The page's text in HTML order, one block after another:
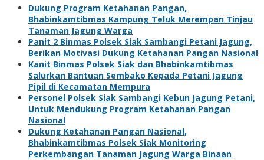
Dukung Program Ketahanan Pangan,
Bhabinkamtibmas Kampung Teluk Merempan Tinjau
Tanaman Jagung Warga
Panit 2 Binmas Polsek Siak Sambangi Petani Jagung,
Berikan Motivasi Dukung Ketahanan Pangan Nasional
Kanit Binmas Polsek Siak dan Bhabinkamtibmas
Salurkan Bantuan Sembako Kepada Petani Jagung
Pipil di Kecamatan Mempura
Personel Polsek Siak Sambangi Kebun Jagung Petani,
Untuk Mendukung Program Ketahanan Pangan
Nasional
Dukung Ketahanan Pangan Nasional,
Bhabinkamtibmas Polsek Siak Monitoring
Perkembangan Tanaman Jagung Warga Binaan